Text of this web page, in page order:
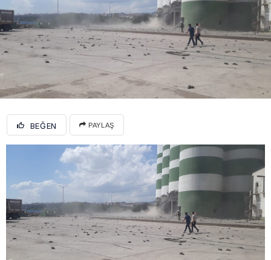
BEĞEN PAYLAŞ